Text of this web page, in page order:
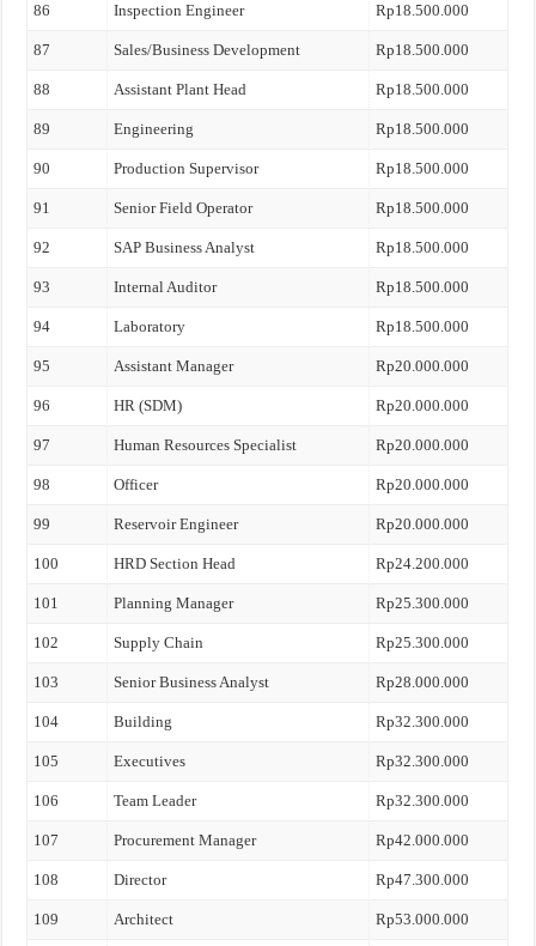
86 Inspection Engineer Rp18.500.000
87 Sales/Business Development Rp18.500.000
88 Assistant Plant Head Rp18.500.000
89 Engineering Rp18.500.000
90 Production Supervisor Rp18.500.000
91 Senior Field Operator Rp18.500.000
92 SAP Business Analyst Rp18.500.000
93 Internal Auditor Rp18.500.000
94 Laboratory Rp18.500.000
95 Assistant Manager Rp20.000.000
96 HR (SDM) Rp20.000.000
97 Human Resources Specialist Rp20.000.000
98 Officer Rp20.000.000
99 Reservoir Engineer Rp20.000.000
100 HRD Section Head Rp24.200.000
101 Planning Manager Rp25.300.000
102 Supply Chain Rp25.300.000
103 Senior Business Analyst Rp28.000.000
104 Building Rp32.300.000
105 Executives Rp32.300.000
106 Team Leader Rp32.300.000
107 Procurement Manager Rp42.000.000
108 Director Rp47.300.000
109 Architect Rp53.000.000